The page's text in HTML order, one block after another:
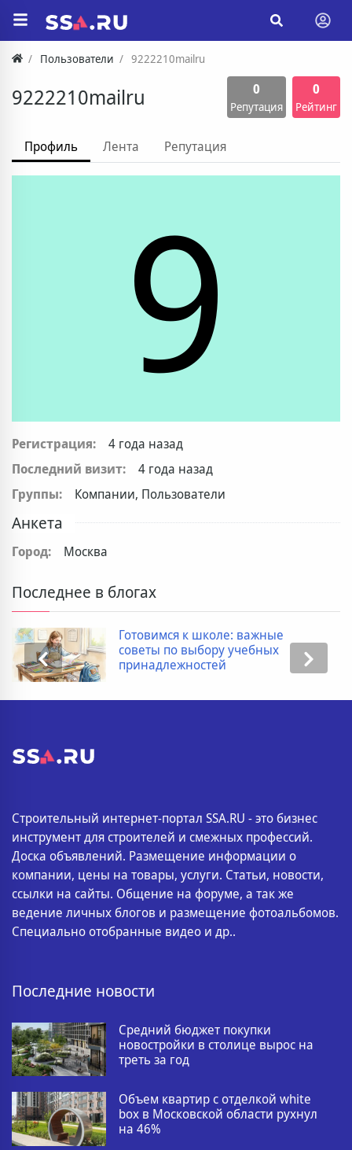
Пользователи 9222210mailru
9222210mailru 0
Репутация
0
Рейтинг
Профиль Лента Репутация
9
Регистрация:
4 года назад
Последний визит:
4 года назад
Группы:
Компании, Пользователи
Анкета
Город: Москва
Последнее в блогах
Готовимся к школе: важные
советы по выбору учебных
принадлежностей
Строительный интернет-портал SSA.RU - это бизнес
инструмент для строителей и смежных профессий.
Доска объявлений. Размещение информации о
компании, цены на товары, услуги. Статьи, новости,
ссылки на сайты. Общение на форуме, а так же
ведение личных блогов и размещение фотоальбомов.
Специально отобранные видео и др..
Последние новости
Средний бюджет покупки
новостройки в столице вырос на
треть за год
Объем квартир с отделкой white
box в Московской области рухнул
на 46%